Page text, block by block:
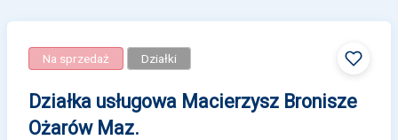
Na sprzedaż Działki
Działka usługowa Macierzysz Bronisze
Ożarów Maz.